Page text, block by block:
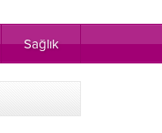
Sağlık